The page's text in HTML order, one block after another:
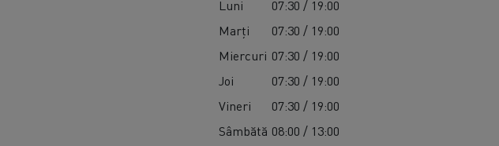
Luni
07:30 / 19:00
Marți
07:30 / 19:00
Miercuri 07:30 / 19:00
Joi
07:30 / 19:00
Vineri
07:30 / 19:00
Sâmbătă 08:00 / 13:00